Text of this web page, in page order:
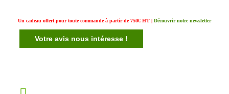
Un cadeau offert pour toute commande à partir de 750€ HT | Découvrir notre newsletter
Votre avis nous intéresse !